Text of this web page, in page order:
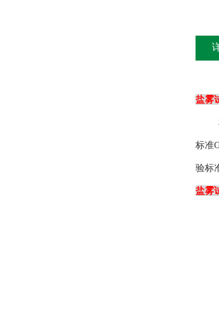
盐雾
标准
验标
盐雾